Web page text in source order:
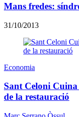
Mans fredes:
31/10/2013
Economia
Sant Celoni Cuina
de la restauració